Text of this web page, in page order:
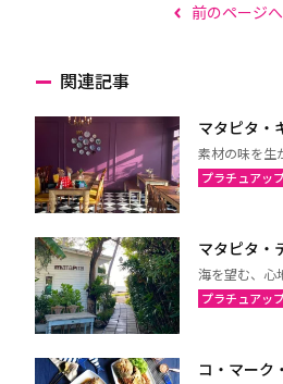
前のページ
関連記事
マタピタ・
素材の味を生
プラチュアッ
マタピタ・
海を望む、心
プラチュアッ
コ・マーク